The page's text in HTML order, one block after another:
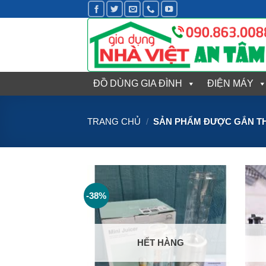
qua
ĐỒ DÙNG GIA ĐÌNH ĐIỆN MÁY
TRANG CHỦ / SẢN PHẨM ĐƯỢC GẮN
-38%
HẾT HÀNG